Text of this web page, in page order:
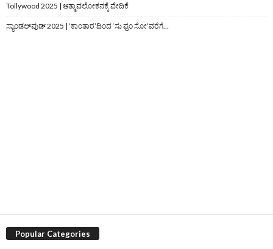
Tollywood 2025 | ಆತ್ಮಾವಲೋಕನಕ್ಕೆ ವೇದಿಕೆ
ಸ್ಯಾಂಡಲ್‌ವುಡ್‌ 2025 | ‘ಕಾಂತಾರ’ದಿಂದ ‘ಸು ಫ್ರಂ ಸೋ’ವರೆಗೆ…
Popular Categories